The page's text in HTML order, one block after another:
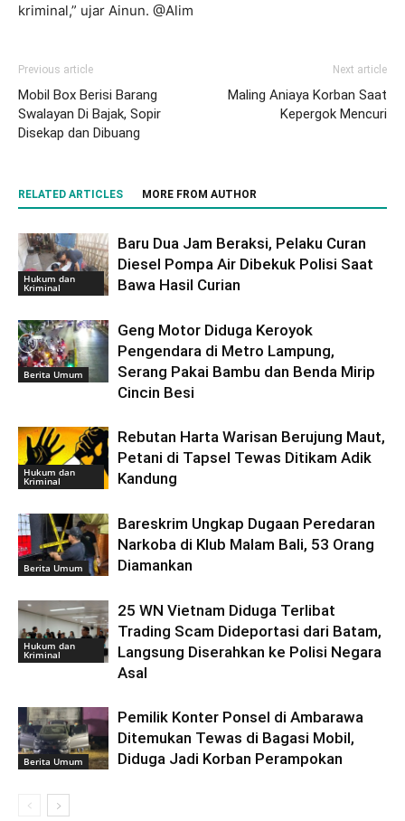
kriminal,” ujar Ainun. @Alim
Previous article
Mobil Box Berisi Barang
Swalayan Di Bajak, Sopir
Disekap dan Dibuang
Next article
Maling Aniaya Korban Saat
Kepergok Mencuri
RELATED ARTICLES MORE FROM AUTHOR
Hukum dan
Kriminal
Baru Dua Jam Beraksi, Pelaku Curan
Diesel Pompa Air Dibekuk Polisi Saat
Bawa Hasil Curian
Berita Umum
Geng Motor Diduga Keroyok
Pengendara di Metro Lampung,
Serang Pakai Bambu dan Benda Mirip
Cincin Besi
Hukum dan
Kriminal
Rebutan Harta Warisan Berujung Maut,
Petani di Tapsel Tewas Ditikam Adik
Kandung
Berita Umum
Bareskrim Ungkap Dugaan Peredaran
Narkoba di Klub Malam Bali, 53 Orang
Diamankan
Hukum dan
Kriminal
25 WN Vietnam Diduga Terlibat
Trading Scam Dideportasi dari Batam,
Langsung Diserahkan ke Polisi Negara
Asal
Berita Umum
Pemilik Konter Ponsel di Ambarawa
Ditemukan Tewas di Bagasi Mobil,
Diduga Jadi Korban Perampokan